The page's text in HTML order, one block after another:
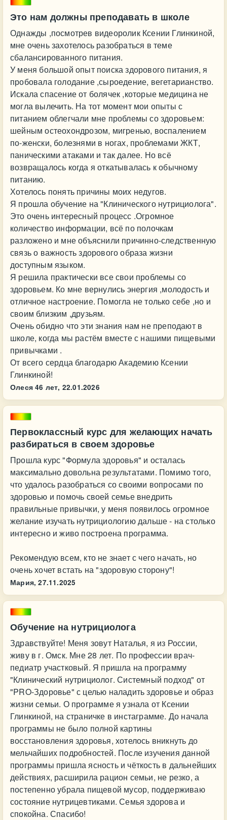
Это нам должны преподавать в школе
Однажды ,посмотрев видеоролик Ксении Глинкиной,
мне очень захотелось разобраться в теме
сбалансированного питания.
У меня большой опыт поиска здорового питания, я
пробовала голодание ,сыроедение, вегетарианство.
Искала спасение от болячек ,которые медицина не
могла вылечить. На тот момент мои опыты с
питанием облегчали мне проблемы со здоровьем:
шейным остеохондрозом, мигренью, воспалением
по-женски, болезнями в ногах, проблемами ЖКТ,
паническими атаками и так далее. Но всё
возвращалось когда я откатывалась к обычному
питанию.
Хотелось понять причины моих недугов.
Я прошла обучение на "Клинического нутрициолога".
Это очень интересный процесс .Огромное
количество информации, всё по полочкам
разложено и мне объяснили причинно-следственную
связь о важность здорового образа жизни
доступным языком.
Я решила практически все свои проблемы со
здоровьем. Ко мне вернулись энергия ,молодость и
отличное настроение. Помогла не только себе ,но и
своим близким ,друзьям.
Очень обидно что эти знания нам не преподают в
школе, когда мы растём вместе с нашими пищевыми
привычками .
От всего сердца благодарю Академию Ксении
Глинкиной!
Олеся 46 лет, 22.01.2026
Первоклассный курс для желающих начать
разбираться в своем здоровье
Прошла курс "Формула здоровья" и осталась
максимально довольна результатами. Помимо того,
что удалось разобраться со своими вопросами по
здоровью и помочь своей семье внедрить
правильные привычки, у меня появилось огромное
желание изучать нутрициологию дальше - на столько
интересно и живо построена программа.
Рекомендую всем, кто не знает с чего начать, но
очень хочет встать на "здоровую сторону"!
Мария, 27.11.2025
Обучение на нутрициолога
‎Здравствуйте! Меня зовут Наталья, я из России,
живу в г. Омск. Мне 28 лет. По профессии врач-
педиатр участковый. Я пришла на программу
"Клинический нутрициолог. Системный подход" от
"PRO-Здоровье" с целью наладить здоровье и образ
жизни семьи. О программе я узнала от Ксении
Глинкиной, на страничке в инстаграмме. До начала
программы не было полной картины
восстановления здоровья, хотелось вникнуть до
мельчайших подробностей. После изучения данной
программы пришла ясность и чёткость в дальнейших
действиях, расширила рацион семьи, не резко, а
постепенно убрала пищевой мусор, поддерживаю
состояние нутрицевтиками. Семья здорова и
спокойна. Спасибо!